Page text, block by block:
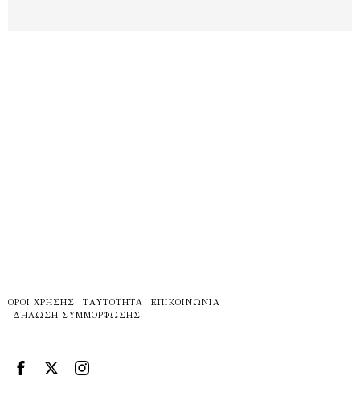
ΌΡΟΙ ΧΡΉΣΗΣ ΤΑΥΤΌΤΗΤΑ
ΕΠΙΚΟΙΝΩΝΊΑ
ΔΉΛΩΣΗ ΣΥΜΜΌΡΦΩΣΗΣ